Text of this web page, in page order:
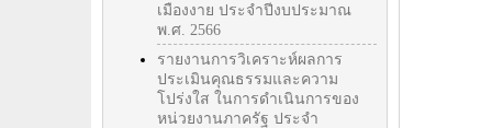
เมืองงาย ประจำปีงบประมาณ
พ.ศ. 2566
รายงานการวิเคราะห์ผลการ
ประเมินคุณธรรมและความ
โปร่งใส ในการดำเนินการของ
หน่วยงานภาครัฐ ประจำ